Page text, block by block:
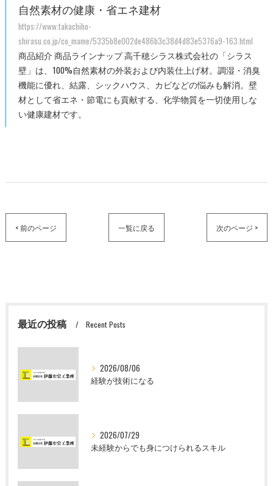
自然素材の健康・省エネ建材
https://www.takachiho-
shirasu.co.jp/co_mame/5335b8e002de486b3c38d4d83e5376a9-163.html
商品紹介 商品ラインナップ 高千穂シラス株式会社の「シラス
壁」は、100%自然素材の外装および内装仕上げ材。調湿・消臭
機能に優れ、結露、シックハウス、カビなどの悩みも解消。壁
材として省エネ・節電にも貢献する、化学物質を一切使用しな
い健康建材です。
< 前のページ 一覧に戻る 次のページ >
最近の投稿 Recent Posts
2026/08/06
経験が技術になる
2026/07/29
未経験からでも身につけられるスキル